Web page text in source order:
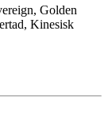
Golden
Kinesisk